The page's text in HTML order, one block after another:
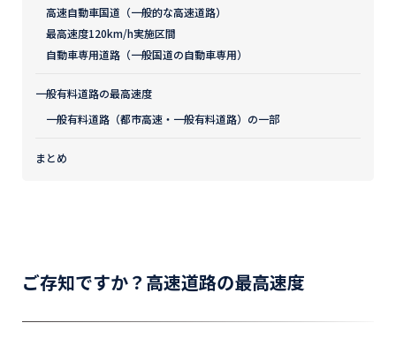
高速自動車国道（一般的な高速道路）
最高速度120km/h実施区間
自動車専用道路（一般国道の自動車専用）
一般有料道路の最高速度
一般有料道路（都市高速・一般有料道路）の一部
まとめ
ご存知ですか？高速道路の最高速度